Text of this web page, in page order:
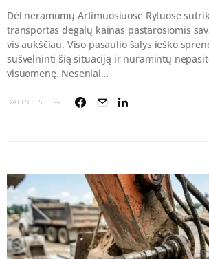
Dėl neramumų Artimuosiuose Rytuose
transportas degalų kainas pastarosiomis
vis aukščiau. Viso pasaulio šalys ieško
sušvelninti šią situaciją ir nuramintų
visuomenę. Neseniai…
DALINTIS